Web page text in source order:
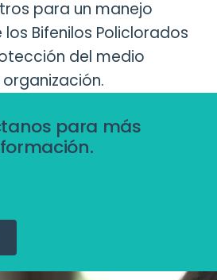
para un manejo
Bifenilos Policlorados
del medio
para más